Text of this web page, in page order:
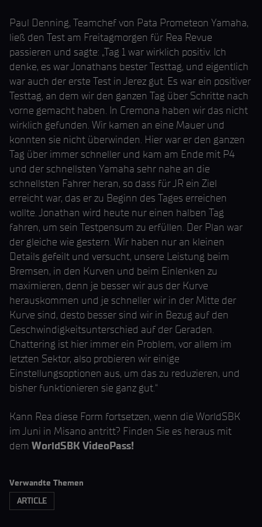
Paul Denning, Teamchef von Pata Prometeon Yamaha,
ließ den Test am Freitagmorgen für Rea Revue
passieren und sagte: „Tag 1 war wirklich positiv. Ich
denke, es war Jonathans bester Testtag, und eigentlich
war auch der erste Test in Jerez gut. Es war ein positiver
Testtag, an dem wir den ganzen Tag über Schritte nach
vorne gemacht haben. In Cremona haben wir das nicht
wirklich gefunden. Wir kamen an eine Mauer und
konnten sie nicht überwinden. Hier war er den ganzen
Tag über immer schneller und kam am Ende mit P4
und der schnellsten Yamaha sehr nahe an die
schnellsten Fahrer heran, so dass für JR ein Ziel
erreicht war, das er zu Beginn des Tages erreichen
wollte. Jonathan wird heute nur einen halben Tag
fahren, um sein Testpensum zu erfüllen. Der Plan war
der gleiche wie gestern. Wir haben nur an kleinen
Details gefeilt und versucht, unsere Leistung beim
Bremsen, in den Kurven und beim Einlenken zu
maximieren, denn je besser wir aus der Kurve
herauskommen und je schneller wir in der Mitte der
Kurve sind, desto besser sind wir in Bezug auf den
Geschwindigkeitsunterschied auf der Geraden.
Chattering ist hier immer ein Problem, vor allem im
letzten Sektor, also probieren wir einige
Einstellungsoptionen aus, um das zu reduzieren, und
bisher funktionieren sie ganz gut.“
Kann Rea diese Form fortsetzen, wenn die WorldSBK
im Juni in Misano antritt? Finden Sie es heraus mit
dem WorldSBK VideoPass!
Verwandte Themen
ARTICLE